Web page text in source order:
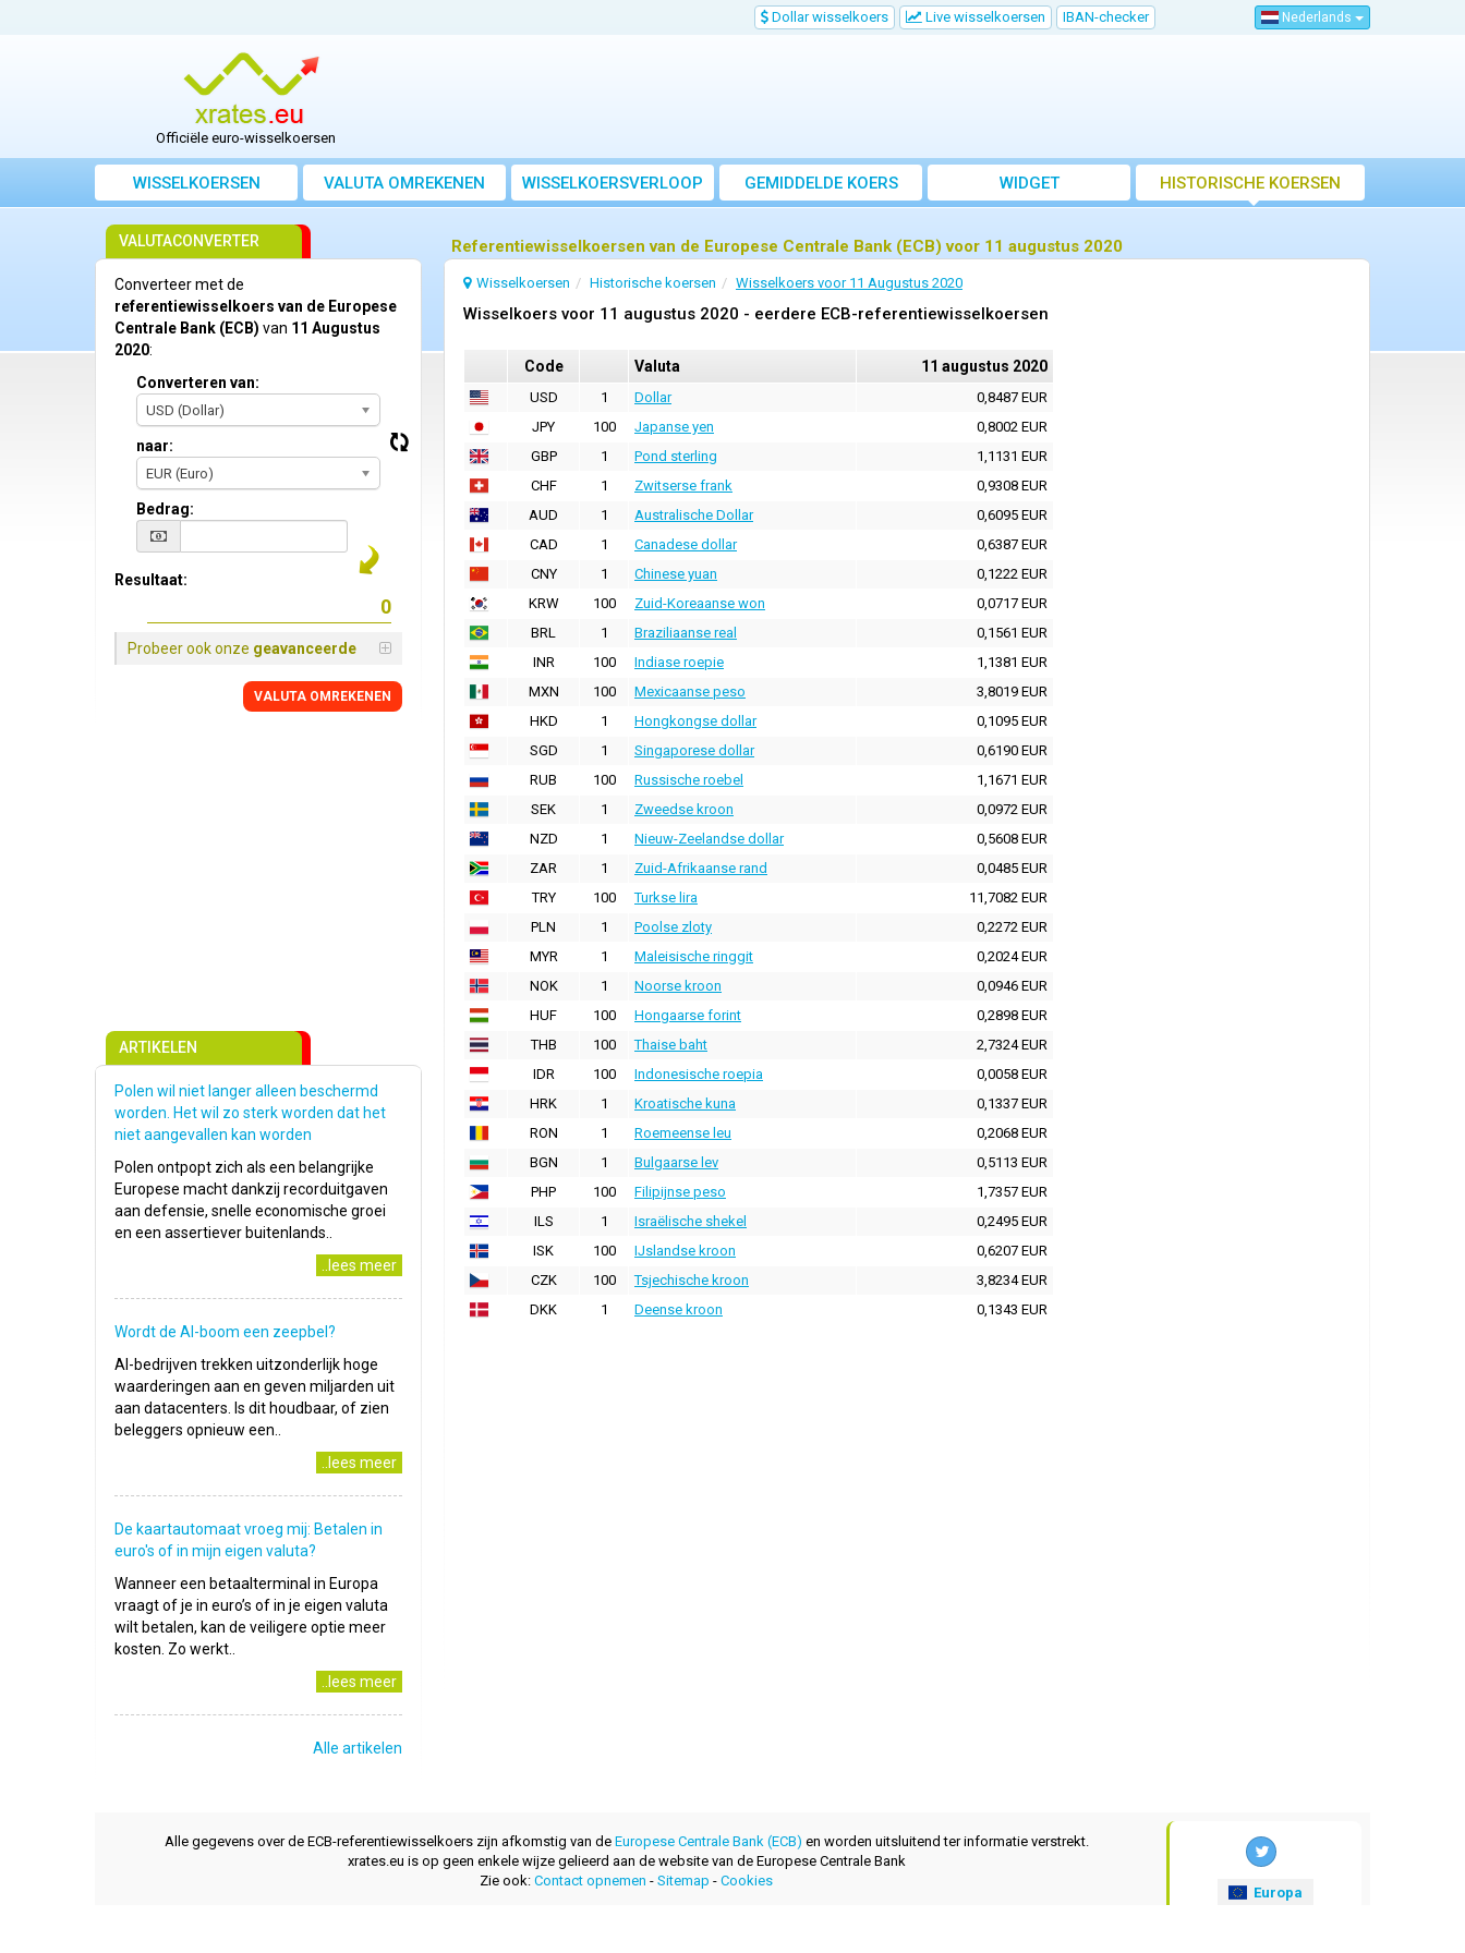
Dollar wisselkoers Live wisselkoersen IBAN-checker Nederlands
Officiële euro-wisselkoersen
WISSELKOERSEN VALUTA OMREKENEN WISSELKOERSVERLOOP GEMIDDELDE KOERS WIDGET HISTORISCHE KOERSEN
Referentiewisselkoersen van de Europese Centrale Bank (ECB) voor 11 augustus 2020
Wisselkoersen Historische koersen Wisselkoers voor 11 Augustus 2020
Wisselkoers voor 11 augustus 2020 - eerdere ECB-referentiewisselkoersen
Code Valuta 11 augustus 2020
USD 1 Dollar
0,8487 EUR
JPY
100 Japanse yen
0,8002 EUR
GBP
1 Pond sterling
1,1131 EUR
CHF
1 Zwitserse frank
0,9308 EUR
AUD
1 Australische Dollar
0,6095 EUR
CAD
1 Canadese dollar
0,6387 EUR
CNY
1 Chinese yuan
0,1222 EUR
KRW
100 Zuid-Koreaanse won
0,0717 EUR
BRL
1 Braziliaanse real
0,1561 EUR
INR
100 Indiase roepie
1,1381 EUR
MXN
100 Mexicaanse peso
3,8019 EUR
HKD
1 Hongkongse dollar
0,1095 EUR
SGD
1 Singaporese dollar
0,6190 EUR
RUB
100 Russische roebel
1,1671 EUR
SEK
1 Zweedse kroon
0,0972 EUR
NZD
1 Nieuw-Zeelandse dollar
0,5608 EUR
ZAR
1 Zuid-Afrikaanse rand
0,0485 EUR
TRY
100 Turkse lira
11,7082 EUR
PLN
1 Poolse zloty
0,2272 EUR
MYR
1 Maleisische ringgit
0,2024 EUR
NOK
1 Noorse kroon
0,0946 EUR
HUF
100 Hongaarse forint
0,2898 EUR
THB
100 Thaise baht
2,7324 EUR
IDR
100 Indonesische roepia
0,0058 EUR
HRK
1 Kroatische kuna
0,1337 EUR
RON
1 Roemeense leu
0,2068 EUR
BGN
1 Bulgaarse lev
0,5113 EUR
PHP
100 Filipijnse peso
1,7357 EUR
ILS
1 Israëlische shekel
0,2495 EUR
ISK
100 IJslandse kroon
0,6207 EUR
CZK
100 Tsjechische kroon
3,8234 EUR
DKK
1 Deense kroon 0,1343 EUR
VALUTACONVERTER
Converteer met de
referentiewisselkoers van de Europese
Centrale Bank (ECB) van 11 Augustus
2020:
Converteren van:
USD (Dollar)
naar:
EUR (Euro)
Bedrag:
Resultaat:
Probeer ook onze geavanceerde
VALUTA OMREKENEN
ARTIKELEN
Polen wil niet langer alleen beschermd
worden. Het wil zo sterk worden dat het
niet aangevallen kan worden
Polen ontpopt zich als een belangrijke
Europese macht dankzij recorduitgaven
aan defensie, snelle economische groei
en een assertiever buitenlands..
..lees meer
Wordt de AI-boom een zeepbel?
AI-bedrijven trekken uitzonderlijk hoge
waarderingen aan en geven miljarden uit
aan datacenters. Is dit houdbaar, of zien
beleggers opnieuw een..
..lees meer
De kaartautomaat vroeg mij: Betalen in
euro's of in mijn eigen valuta?
Wanneer een betaalterminal in Europa
vraagt of je in euro’s of in je eigen valuta
wilt betalen, kan de veiligere optie meer
kosten. Zo werkt..
..lees meer
Alle artikelen
Alle gegevens over de ECB-referentiewisselkoers zijn afkomstig van de Europese Centrale Bank (ECB) en worden uitsluitend ter informatie verstrekt.
xrates.eu is op geen enkele wijze gelieerd aan de website van de Europese Centrale Bank
Zie ook: Contact opnemen - Sitemap - Cookies
Europa